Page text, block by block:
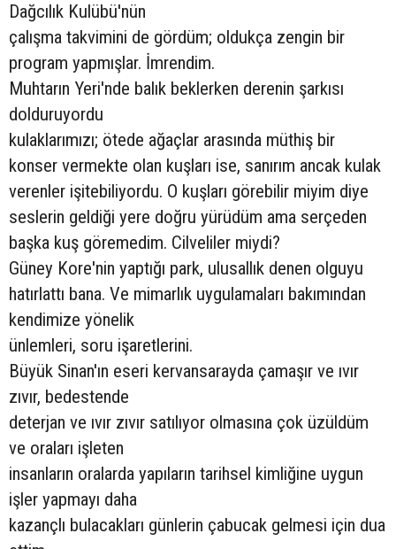
Dağcılık Kulübü'nün
çalışma takvimini de gördüm; oldukça zengin bir
program yapmışlar. İmrendim.
Muhtarın Yeri'nde balık beklerken derenin şarkısı
dolduruyordu
kulaklarımızı; ötede ağaçlar arasında müthiş bir
konser vermekte olan kuşları ise, sanırım ancak kulak
verenler işitebiliyordu. O kuşları görebilir miyim diye
seslerin geldiği yere doğru yürüdüm ama serçeden
başka kuş göremedim. Cilveliler miydi?
Güney Kore'nin yaptığı park, ulusallık denen olguyu
hatırlattı bana. Ve mimarlık uygulamaları bakımından
kendimize yönelik
ünlemleri, soru işaretlerini.
Büyük Sinan'ın eseri kervansarayda çamaşır ve ıvır
zıvır, bedestende
deterjan ve ıvır zıvır satılıyor olmasına çok üzüldüm
ve oraları işleten
insanların oralarda yapıların tarihsel kimliğine uygun
işler yapmayı daha
kazançlı bulacakları günlerin çabucak gelmesi için dua